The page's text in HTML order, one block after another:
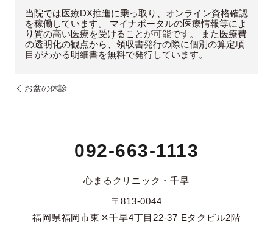
当院では医療DX推進に乗っ取り、オンライン資格確認
を稼働しています。 マイナポータルの医療情報等によ
り質の高い医療を受けることが可能です。 また医療費
の透明化の観点から、領収書発行の際に個別の算定項
目がわかる明細書を無料で発行しています。
お盆の休診
092-663-1113
心まるクリニック・千早
〒813-0044
福岡県福岡市東区千早4丁目22-37 Eタクビル2階